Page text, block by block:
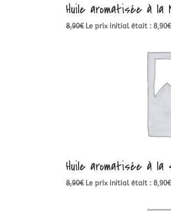
Huile aromatisée à la
8,90€ Le prix initial était :
Huile aromatisée à
8,90€ Le prix initial était :